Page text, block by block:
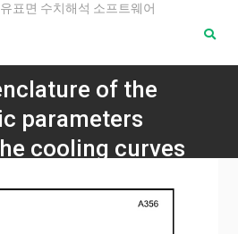
표면 수치해석 소프트웨어
of the
parameters
cooling curves
미늄 미세조직 예측: 주조 부품 품질